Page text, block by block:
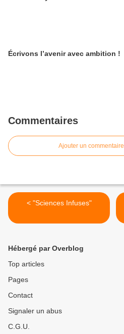
Écrivons l’avenir avec ambition !
Commentaires
Ajouter un commentaire
< "Sciences Infuses"
Hébergé par Overblog
Top articles
Pages
Contact
Signaler un abus
C.G.U.